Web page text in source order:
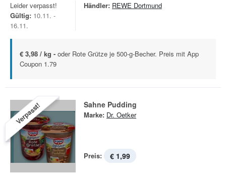
Leider verpasst!
Gültig: 10.11. -
16.11.
Händler: REWE Dortmund
€ 3,98 / kg - oder Rote Grütze je 500-g-Becher. Preis mit App
Coupon 1.79
Verpasst! Sahne Pudding
Marke: Dr. Oetker
Preis: € 1,99